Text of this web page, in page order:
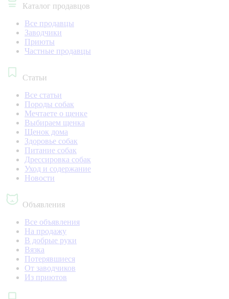
Каталог продавцов
Все продавцы
Заводчики
Приюты
Частные продавцы
Статьи
Все статьи
Породы собак
Мечтаете о щенке
Выбираем щенка
Щенок дома
Здоровье собак
Питание собак
Дрессировка собак
Уход и содержание
Новости
Объявления
Все объявления
На продажу
В добрые руки
Вязка
Потерявшиеся
От заводчиков
Из приютов